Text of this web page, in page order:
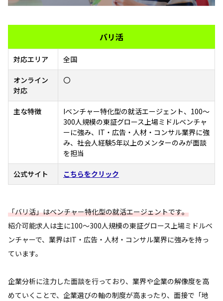
バリ活
対応エリア 全国
オンライン
対応
〇
主な特徴
Iベンチャー特化型の就活エージェント、100～
300人規模の東証グロース上場ミドルベンチャ
ーに強み、IT・広告・人材・コンサル業界に強
み、社会人経験5年以上のメンターのみが面談
を担当
公式サイト こちらをクリック
「バリ活」はベンチャー特化型の就活エージェントです。
紹介可能求人は主に100～300人規模の東証グロース上場ミドルベ
ンチャーで、業界はIT・広告・人材・コンサル業界に強みを持っ
ています。
企業分析に注力した面談を行っており、業界や企業の解像度を高
めていくことで、企業選びの軸の制度が高まったり、面接で「地